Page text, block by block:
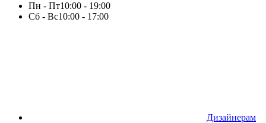
Пн - Пт10:00 - 19:00
Сб - Вс10:00 - 17:00
Дизайнерам